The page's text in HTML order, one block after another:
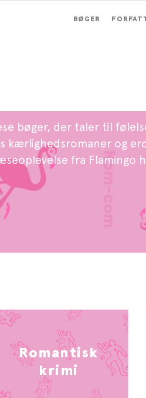
BØGER
bøger, der taler til
kærlighedsromaner og
fra Flamingo
Romantisk
krimi